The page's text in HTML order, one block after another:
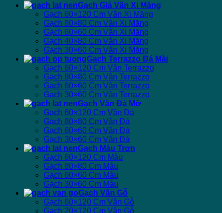
Gạch Giả Vân Xi Măng
Gạch 60×120 Cm Vân Xi Măng
Gạch 80×80 Cm Vân Xi Măng
Gạch 60×60 Cm Vân Xi Măng
Gạch 40×80 Cm Vân Xi Măng
Gạch 30×60 Cm Vân Xi Măng
Gạch Terrazzo Đá Mài
Gạch 60×120 Cm Vân Terrazzo
Gạch 80×80 Cm Vân Terrazzo
Gạch 60×60 Cm Vân Terrazzo
Gạch 30×60 Cm Vân Terrazzo
Gạch Vân Đá Mờ
Gạch 60×120 Cm Vân Đá
Gạch 80×80 Cm Vân Đá
Gạch 60×60 Cm Vân Đá
Gạch 30×60 Cm Vân Đá
Gạch Màu Trơn
Gạch 60×120 Cm Màu
Gạch 80×80 Cm Màu
Gạch 60×60 Cm Màu
Gạch 30×60 Cm Màu
Gạch Vân Gỗ
Gạch 60×120 Cm Vân Gỗ
Gạch 20×120 Cm Vân Gỗ